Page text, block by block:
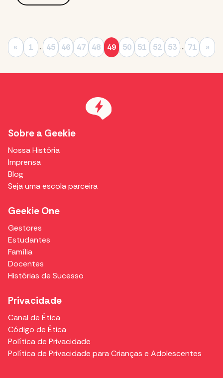
« 1 … 45 46 47 48 49 50 51 52 53 … 71 »
Sobre a Geekie
Nossa História
Imprensa
Blog
Seja uma escola parceira
Geekie One
Gestores
Estudantes
Família
Docentes
Histórias de Sucesso
Privacidade
Canal de Ética
Código de Ética
Política de Privacidade
Política de Privacidade para Crianças e Adolescentes